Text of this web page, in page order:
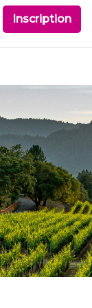
Inscription